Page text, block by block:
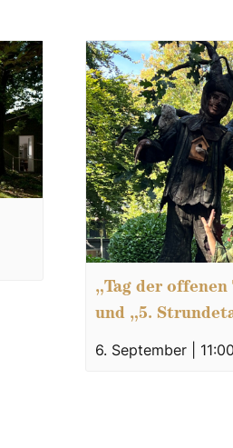
„Tag der
und „5.
6. September | 11:00